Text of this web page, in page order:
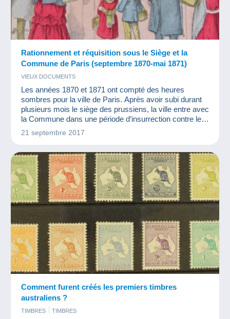
Rationnement et réquisition sous le Siège et la
Commune de Paris (septembre 1870-mai 1871)
VIEUX DOCUMENTS
Les années 1870 et 1871 ont compté des heures
sombres pour la ville de Paris. Après avoir subi durant
plusieurs mois le siège des prussiens, la ville entre avec
la Commune dans une période d’insurrection contre le
gouvernement français. La population parisienne a faim
et l’organisation pour la nourrir passe par les bons de
http://wikicollection.fr nous présente dans cet article.
21 septembre 2017
Comment furent créés les premiers timbres
australiens ?
TIMBRES TIMBRES